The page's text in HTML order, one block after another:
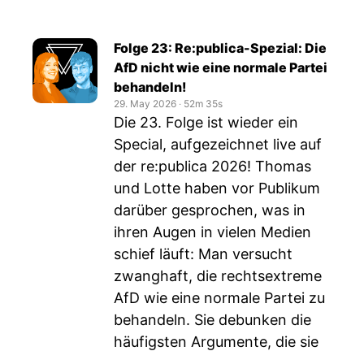
Folge 23: Re:publica-Spezial: Die
AfD nicht wie eine normale Partei
behandeln!
29. May 2026 ‧ 52m 35s
Die 23. Folge ist wieder ein
Special, aufgezeichnet live auf
der re:publica 2026! Thomas
und Lotte haben vor Publikum
darüber gesprochen, was in
ihren Augen in vielen Medien
schief läuft: Man versucht
zwanghaft, die rechtsextreme
AfD wie eine normale Partei zu
behandeln. Sie debunken die
häufigsten Argumente, die sie